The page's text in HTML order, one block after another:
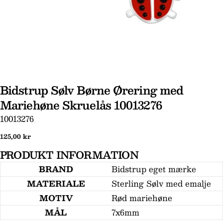
Bidstrup Sølv Børne Ørering med
Mariehøne Skruelås 10013276
SKU:
10013276
Normal
125,00 kr
PRODUKT INFORMATION
BRAND
Bidstrup eget mærke
MATERIALE
Sterling Sølv med emalje
MOTIV
Rød mariehøne
MÅL
7x6mm
Stil et spørgsmål
Din
email
Din
telefon
Din
besked